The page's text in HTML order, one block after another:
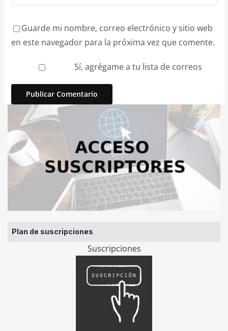
Plan de suscripciones
Suscripciones
Guarde mi nombre, correo electrónico y sitio web
en este navegador para la próxima vez que comente.
Sí, agrégame a tu lista de correos